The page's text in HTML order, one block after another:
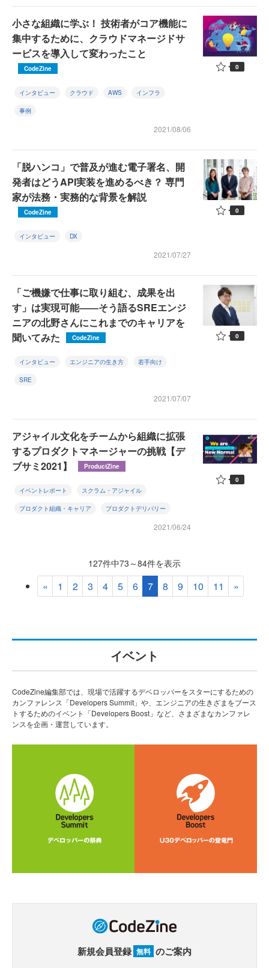
小さな組織に学ぶ！ 技術者がコア機能に
集中するために、クラウドマネージドサ
ービスを導入して変わったこと
CodeZine
インタビュー クラウド AWS インフラ
事例
2021/08/06
0
「脱ハンコ」で普及が進む電子署名、開
発者はどうAPI実装を進めるべき？ 専門
家が法務・実務的な背景を解説
CodeZine
インタビュー DX
2021/07/27
0
「ご機嫌で仕事に取り組む、成果を出
す」は実現可能――そう語るSREエンジ
ニアの北野さんにこれまでのキャリアを
聞いてみた
CodeZine
インタビュー エンジニアの生き方 若手向け
SRE
2021/07/07
0
アジャイル文化をチームから組織に拡張
するプロダクトマネージャーの挑戦【デ
ブサミ2021】
ProductZine
イベントレポート スクラム・アジャイル
プロダクト組織・キャリア プロダクトデリバリー
2021/06/24
0
127件中73～84件を表示
« 1 2 3 4 5 6 7 8 9 10 11 »
イベント
CodeZine編集部では、現場で活躍するデベロッパーをスターにするための
カンファレンス「Developers Summit」や、エンジニアの生きざまをブース
トするためのイベント「Developers Boost」など、さまざまなカンファレ
ンスを企画・運営しています。
新規会員登録 無料 のご案内